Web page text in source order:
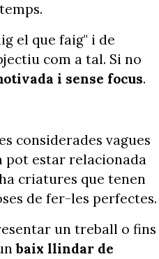
el que faig" i de
com a tal. Si no
i sense focus.
considerades vagues
pot estar relacionada
criatures que tenen
de fer-les perfectes.
un treball o fins
baix llindar de